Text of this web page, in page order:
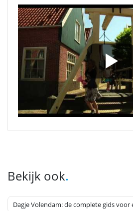
Bekijk ook.
Dagje Volendam: de complete gids